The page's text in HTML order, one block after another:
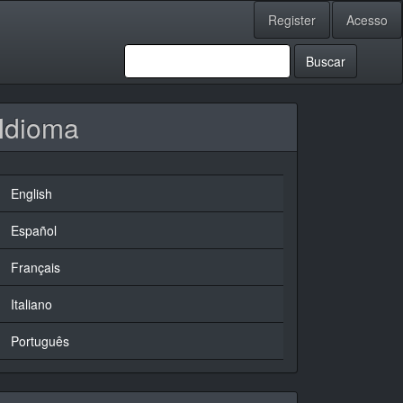
Register Acesso
Buscar
Idioma
English
Español
Français
Italiano
Português